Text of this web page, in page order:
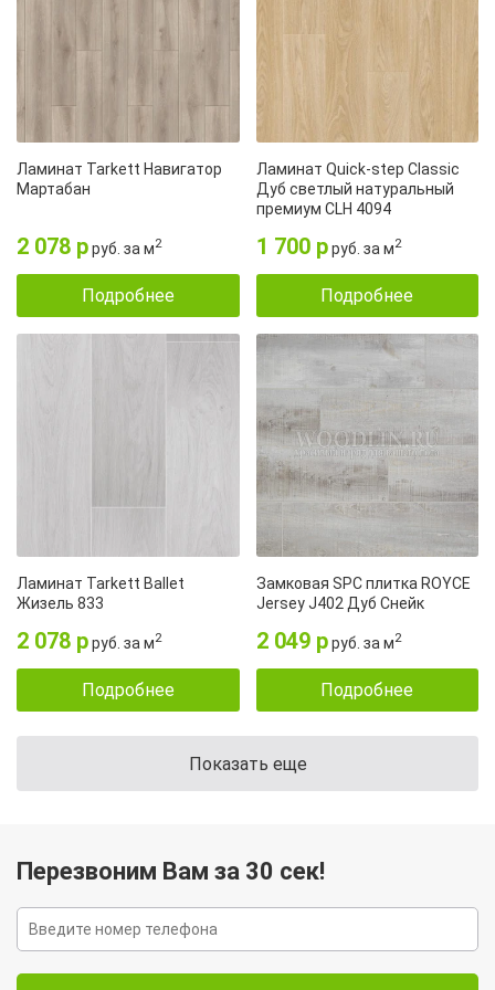
покрытие по всей поверхности
Ламинат Tarkett Навигатор
Мартабан
2 078 рруб. за м2
Подробнее
Ламинат Quick-step Classic
Дуб светлый натуральный
премиум CLH 4094
1 700 рруб. за м2
Подробнее
Ламинат Tarkett Ballet
Жизель 833
2 078 рруб. за м2
Подробнее
Замковая SPC плитка ROYCE
Jersey J402 Дуб Снейк
2 049 рруб. за м2
Подробнее
Показать еще
Перезвоним Вам за 30 сек!